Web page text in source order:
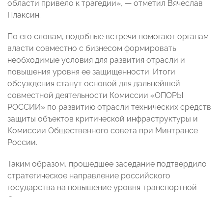
области привело к трагедии», — отметил Вячеслав
Плаксин.
По его словам, подобные встречи помогают органам
власти совместно с бизнесом формировать
необходимые условия для развития отрасли и
повышения уровня ее защищенности. Итоги
обсуждения станут основой для дальнейшей
совместной деятельности Комиссии «ОПОРЫ
РОССИИ» по развитию отрасли технических средств
защиты объектов критической инфраструктуры и
Комиссии Общественного совета при Минтрансе
России.
Таким образом, прошедшее заседание подтвердило
стратегическое направление российского
государства на повышение уровня транспортной